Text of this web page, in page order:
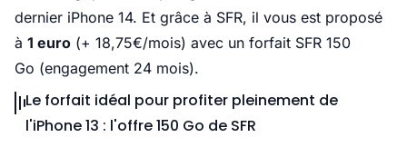
dernier iPhone 14. Et grâce à SFR, il vous est proposé
à 1 euro (+ 18,75€/mois) avec un forfait SFR 150
Go (engagement 24 mois).
Le forfait idéal pour profiter pleinement de
l'iPhone 13 : l'offre 150 Go de SFR